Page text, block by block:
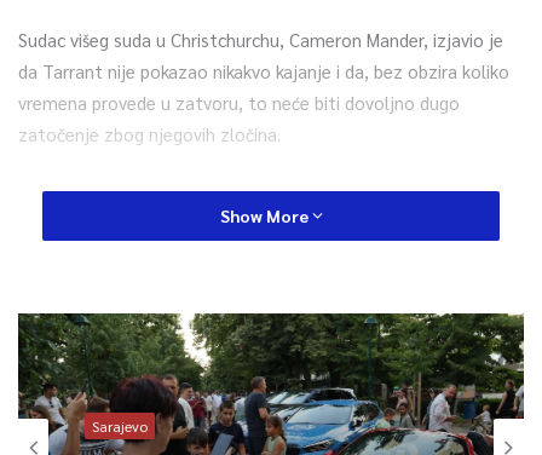
Sudac višeg suda u Christchurchu, Cameron Mander, izjavio je
da Tarrant nije pokazao nikakvo kajanje i da, bez obzira koliko
vremena provede u zatvoru, to neće biti dovoljno dugo
zatočenje zbog njegovih zločina.
– Vaši zločini tako su izopačeni da, čak i da ste zatočeni do
smrti, nećete dovoljno odslužiti svoju kaznu i osude – izjavio je
– Koliko sam ja u stanju da prosuđujem, vi nemate nikakvog
saosjećanja za vaše žrtve – kazao je.
Tarrant, 29-godišnji Australac, priznao je 51 tačku optužbe
zbog ubistva, 40 tačaka za pokušaj ubistva i po jednoj tački
Show More
Sarajevo